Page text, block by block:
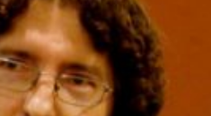
o
o e